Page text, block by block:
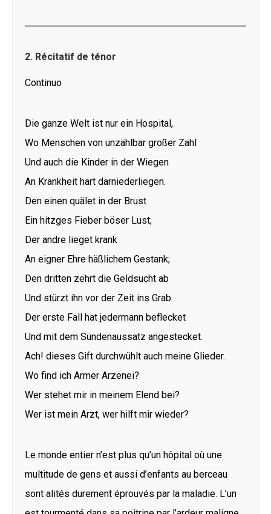
2. Récitatif de ténor
Continuo
Die ganze Welt ist nur ein Hospital,
Wo Menschen von unzählbar großer Zahl
Und auch die Kinder in der Wiegen
An Krankheit hart darniederliegen.
Den einen quälet in der Brust
Ein hitzges Fieber böser Lust;
Der andre lieget krank
An eigner Ehre häßlichem Gestank;
Den dritten zehrt die Geldsucht ab
Und stürzt ihn vor der Zeit ins Grab.
Der erste Fall hat jedermann beflecket
Und mit dem Sündenaussatz angestecket.
Ach! dieses Gift durchwühlt auch meine Glieder.
Wo find ich Armer Arzenei?
Wer stehet mir in meinem Elend bei?
Wer ist mein Arzt, wer hilft mir wieder?
Le monde entier n’est plus qu’un hôpital où une
multitude de gens et aussi d’enfants au berceau
sont alités durement éprouvés par la maladie. L’un